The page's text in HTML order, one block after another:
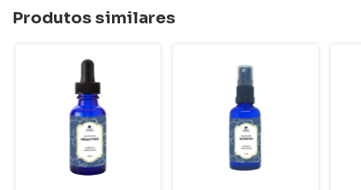
Produtos similares